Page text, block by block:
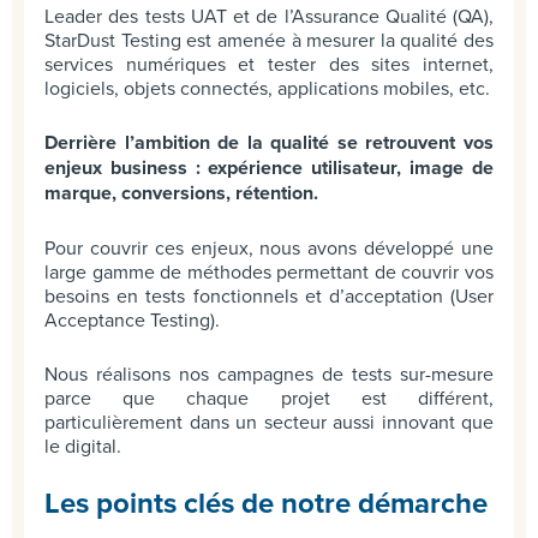
Leader des tests UAT et de l’Assurance Qualité (QA),
StarDust Testing est amenée à mesurer la qualité des
services numériques et tester des sites internet,
logiciels, objets connectés, applications mobiles, etc.
Derrière l’ambition de la qualité se retrouvent vos
enjeux business : expérience utilisateur, image de
marque, conversions, rétention.
Pour couvrir ces enjeux, nous avons développé une
large gamme de méthodes permettant de couvrir vos
besoins en tests fonctionnels et d’acceptation (User
Acceptance Testing).
Nous réalisons nos campagnes de tests sur-mesure
parce que chaque projet est différent,
particulièrement dans un secteur aussi innovant que
le digital.
Les points clés de notre démarche